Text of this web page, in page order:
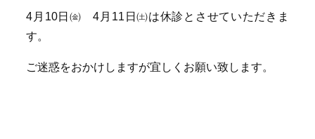
4月10日㈮ 4月11日㈯は休診とさせていただきま
す。
ご迷惑をおかけしますが宜しくお願い致します。